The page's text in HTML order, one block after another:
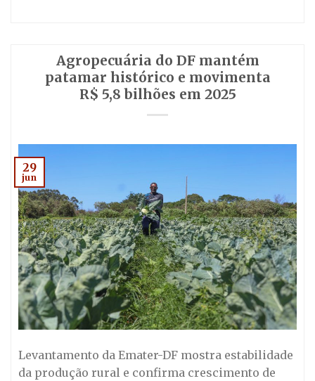
Agropecuária do DF mantém
patamar histórico e movimenta
R$ 5,8 bilhões em 2025
29
jun
Levantamento da Emater-DF mostra estabilidade
da produção rural e confirma crescimento de